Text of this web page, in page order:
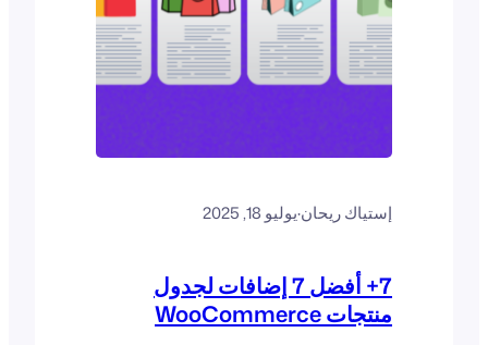
إستياك ريحان·يوليو 18, 2025
7+ أفضل 7 إضافات لجدول
منتجات WooCommerce